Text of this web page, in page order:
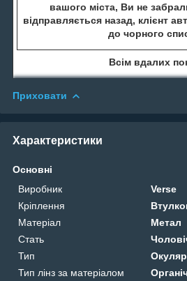
вашого міста, Ви не
відправляється назад, клієнт
до чорного
Всім вдалих
Приховати
Характеристики
Основні
Виробник
Verse
Кріплення
Матеріал
Метал
Стать
Тип
Тип лінз за матеріалом